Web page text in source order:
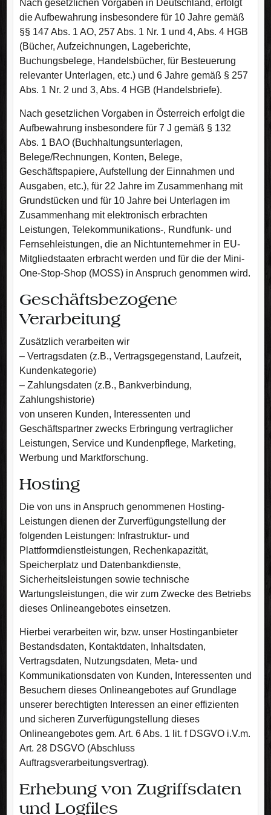
Nach gesetzlichen Vorgaben in Deutschland, erfolgt
die Aufbewahrung insbesondere für 10 Jahre gemäß
§§ 147 Abs. 1 AO, 257 Abs. 1 Nr. 1 und 4, Abs. 4 HGB
(Bücher, Aufzeichnungen, Lageberichte,
Buchungsbelege, Handelsbücher, für Besteuerung
relevanter Unterlagen, etc.) und 6 Jahre gemäß § 257
Abs. 1 Nr. 2 und 3, Abs. 4 HGB (Handelsbriefe).
Nach gesetzlichen Vorgaben in Österreich erfolgt die
Aufbewahrung insbesondere für 7 J gemäß § 132
Abs. 1 BAO (Buchhaltungsunterlagen,
Belege/Rechnungen, Konten, Belege,
Geschäftspapiere, Aufstellung der Einnahmen und
Ausgaben, etc.), für 22 Jahre im Zusammenhang mit
Grundstücken und für 10 Jahre bei Unterlagen im
Zusammenhang mit elektronisch erbrachten
Leistungen, Telekommunikations-, Rundfunk- und
Fernsehleistungen, die an Nichtunternehmer in EU-
Mitgliedstaaten erbracht werden und für die der Mini-
One-Stop-Shop (MOSS) in Anspruch genommen wird.
Geschäftsbezogene
Verarbeitung
Zusätzlich verarbeiten wir
– Vertragsdaten (z.B., Vertragsgegenstand, Laufzeit,
Kundenkategorie)
– Zahlungsdaten (z.B., Bankverbindung,
Zahlungshistorie)
von unseren Kunden, Interessenten und
Geschäftspartner zwecks Erbringung vertraglicher
Leistungen, Service und Kundenpflege, Marketing,
Werbung und Marktforschung.
Hosting
Die von uns in Anspruch genommenen Hosting-
Leistungen dienen der Zurverfügungstellung der
folgenden Leistungen: Infrastruktur- und
Plattformdienstleistungen, Rechenkapazität,
Speicherplatz und Datenbankdienste,
Sicherheitsleistungen sowie technische
Wartungsleistungen, die wir zum Zwecke des Betriebs
dieses Onlineangebotes einsetzen.
Hierbei verarbeiten wir, bzw. unser Hostinganbieter
Bestandsdaten, Kontaktdaten, Inhaltsdaten,
Vertragsdaten, Nutzungsdaten, Meta- und
Kommunikationsdaten von Kunden, Interessenten und
Besuchern dieses Onlineangebotes auf Grundlage
unserer berechtigten Interessen an einer effizienten
und sicheren Zurverfügungstellung dieses
Onlineangebotes gem. Art. 6 Abs. 1 lit. f DSGVO i.V.m.
Art. 28 DSGVO (Abschluss
Auftragsverarbeitungsvertrag).
Erhebung von Zugriffsdaten
und Logfiles